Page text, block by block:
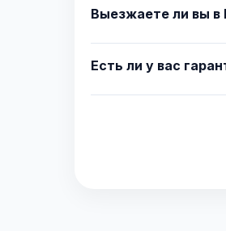
Выезжаете ли вы в
Есть ли у вас